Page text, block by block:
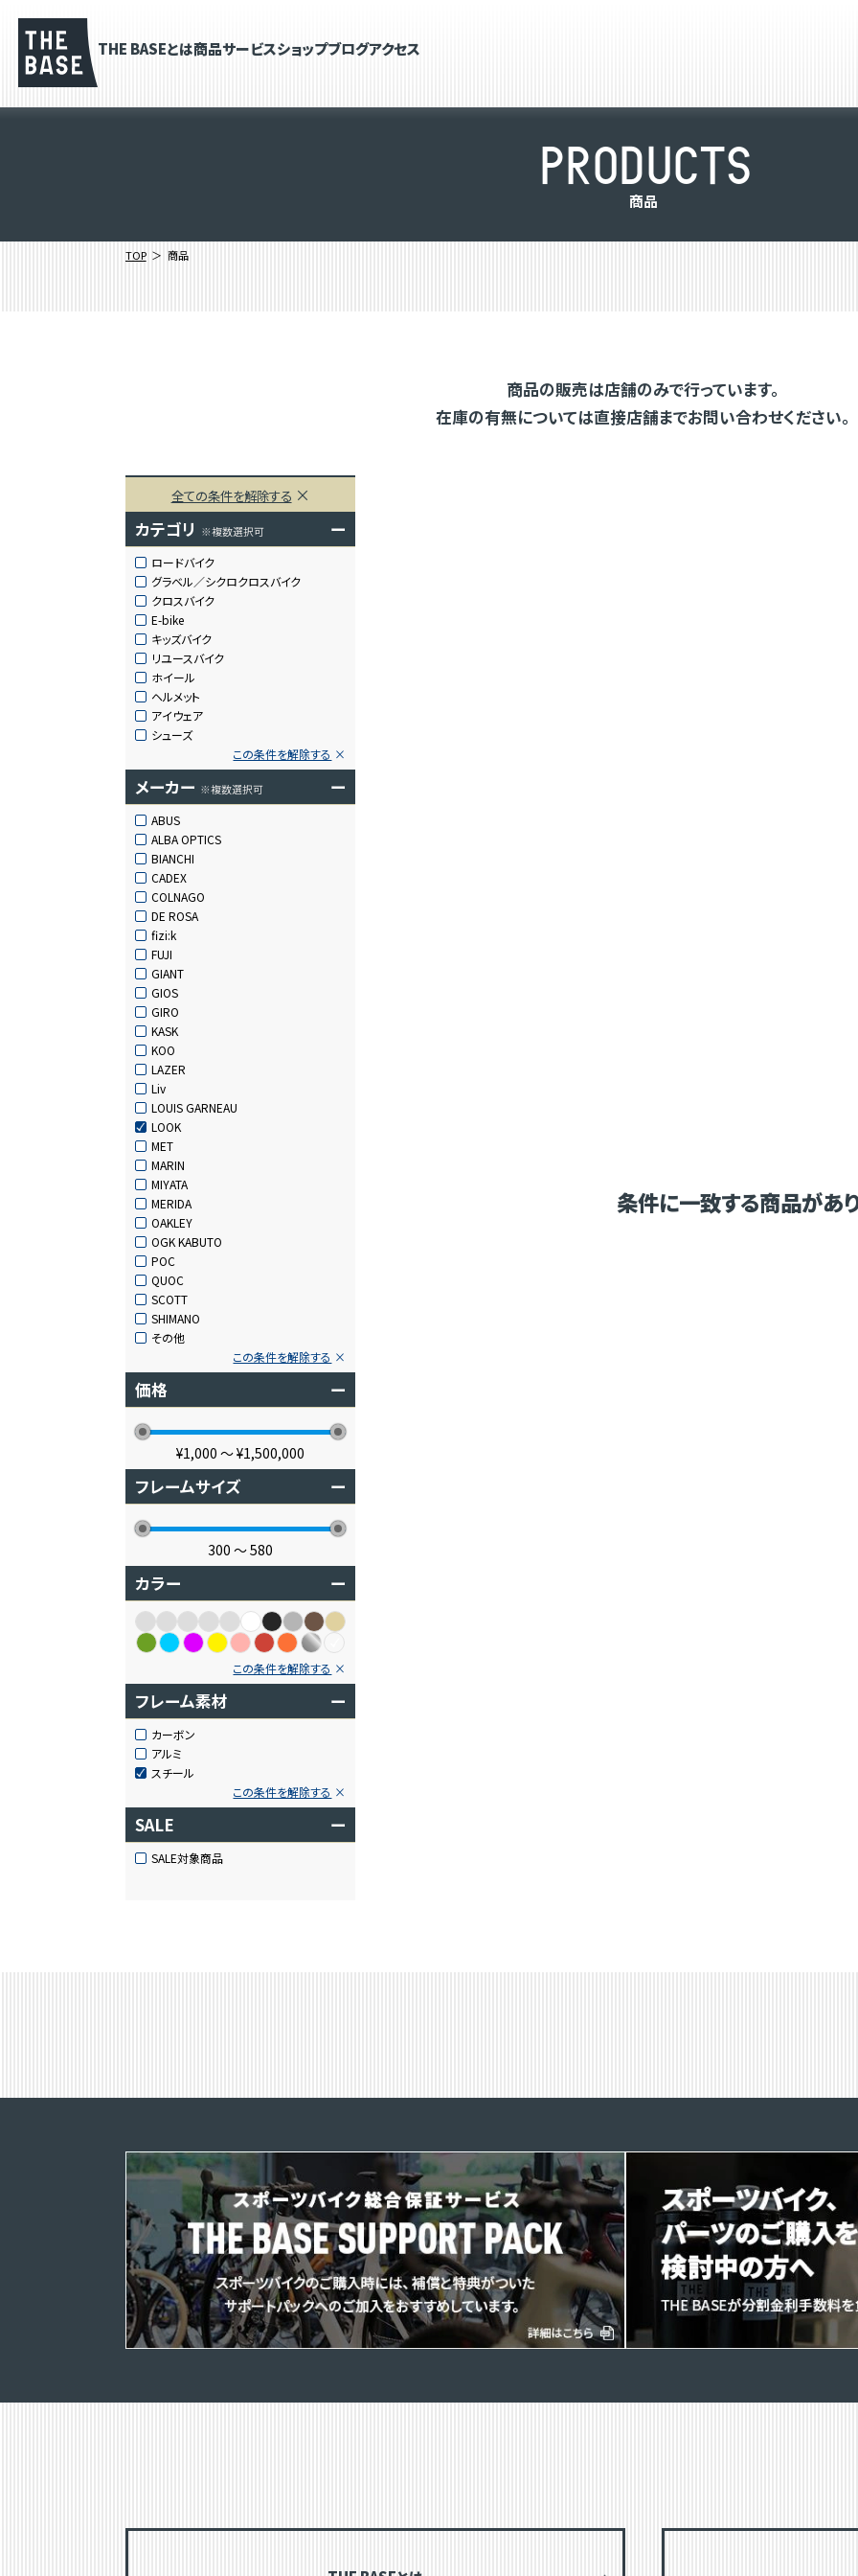
THE BASEとは商品サービスショップブログアクセス
PRODUCTS
商品
TOP 商品
商品の販売は店舗のみで行っています。
在庫の有無については直接店舗までお問い合わせください。
全ての条件を解除する
カテゴリ ※複数選択可 ー
ロードバイク
グラベル／シクロクロスバイク
クロスバイク
E-bike
キッズバイク
リユースバイク
ホイール
ヘルメット
アイウェア
シューズ
この条件を解除する
メーカー ※複数選択可 ー
ABUS
ALBA OPTICS
BIANCHI
CADEX
COLNAGO
DE ROSA
fizi:k
FUJI
GIANT
GIOS
GIRO
KASK
KOO
LAZER
Liv
LOUIS GARNEAU
LOOK
MET
MARIN
MIYATA
MERIDA
OAKLEY
OGK KABUTO
POC
QUOC
SCOTT
SHIMANO
その他
この条件を解除する
価格 ー
¥1,000 〜¥1,500,000
フレームサイズ ー
300 〜580
カラー ー
この条件を解除する
フレーム素材 ー
カーボン
アルミ
スチール
この条件を解除する
SALE ー
SALE対象商品
条件に一致する商品があ